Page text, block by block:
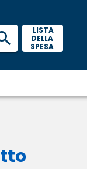
LISTA
DELLA
SPESA